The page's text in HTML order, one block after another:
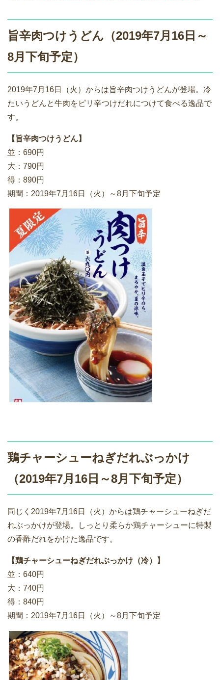
旨辛肉つけうどん（2019年7月16日～
8月下旬予定）
2019年7月16日（火）からは旨辛肉つけうどんが登場。冷
たいうどんと牛肉をピリ辛つけだれにつけて食べる逸品で
す。
【旨辛肉つけうどん】
並：690円
大：790円
得：890円
期間：2019年7月16日（火）～8月下旬予定
鶏チャーシューねぎだれぶっかけ
（2019年7月16日～8月下旬予定）
同じく2019年7月16日（火）からは鶏チャーシューねぎだ
れぶっかけが登場。しっとり柔らか鶏チャーシューに特製
の香酢だれをかけた逸品です。
【鶏チャーシューねぎだれぶっかけ（冷）】
並：640円
大：740円
得：840円
期間：2019年7月16日（火）～8月下旬予定